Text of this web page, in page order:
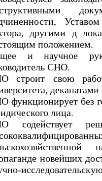
другими д
положением.
и научное
CHO.
строит свою
функционирует без
лица.
содействует
новейших